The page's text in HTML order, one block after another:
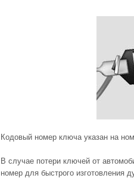
Кодовый номер ключа указан на
В случае потери ключей от
номер для быстрого изготовления